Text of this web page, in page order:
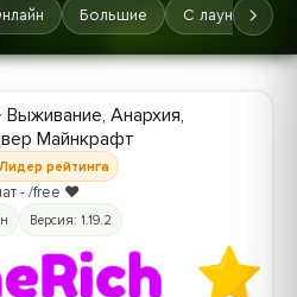
Большие С лаунчером
Лидер рейтинга
Выживание, Анархия,
Майнкрафт
- /free ❤️
Версия: 1.19.2